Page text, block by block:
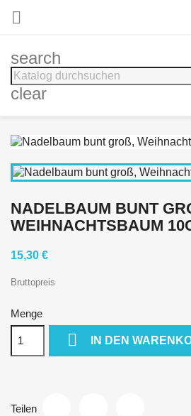

search
clear
NADELBAUM BUNT
EIHNACHTSBAUM
15,30 €
Bruttopreis
Menge
 IN DEN
Teilen